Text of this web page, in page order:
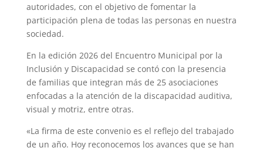
autoridades, con el objetivo de fomentar la
participación plena de todas las personas en nuestra
sociedad.
En la edición 2026 del Encuentro Municipal por la
Inclusión y Discapacidad se contó con la presencia
de familias que integran más de 25 asociaciones
enfocadas a la atención de la discapacidad auditiva,
visual y motriz, entre otras.
«La firma de este convenio es el reflejo del trabajado
de un año. Hoy reconocemos los avances que se han